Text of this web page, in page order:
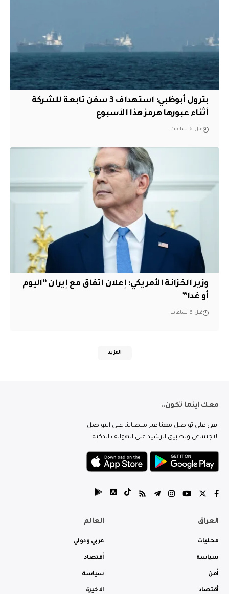
بترول أبوظبي: استهداف 3 سفن تابعة للشركة
أثناء عبورها هرمز هذا الأسبوع
قبل 6 ساعات
وزير الخزانة الأمريكي: إعلان اتفاق مع إيران “اليوم
أو غدا”
قبل 6 ساعات
المزيد
معك اينما تكون..
ابقى على تواصل معنا عبر منصاتنا على التواصل
الاجتماعي وتطبيق الرشيد على الهواتف الذكية.
العراق
محليات
سياسة
أمن
أقتصاد
العالم
عربي ودولي
أقتصاد
سياسة
الاخيرة